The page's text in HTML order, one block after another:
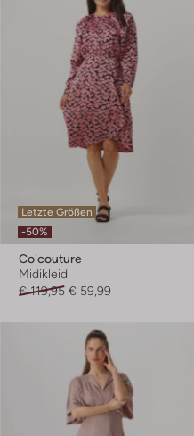
Letzte Größen
-50%
Co'couture
Midikleid
€ 119,95 € 59,99